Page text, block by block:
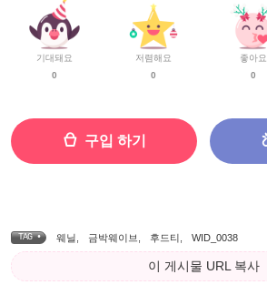
기대돼요
0
저렴해요
0
좋아요
0
구입 하기
TAG • 웨닐 금박웨이브 후드티 WID_0038
이 게시물 URL 복사